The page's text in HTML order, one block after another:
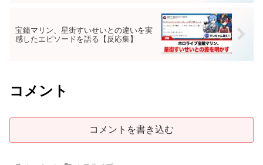
宝鐘マリン、星街すいせいとの違いを実
感したエピソードを語る【反応集】
コメント
コメントを書き込む